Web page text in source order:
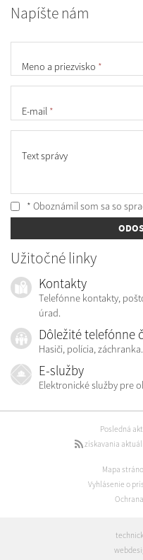
Napíšte nám
Meno a priezvisko *
E-mail *
Text správy
* Oboznámil som sa so
Užitočné linky
Kontakty
Telefónne kontakty,
úrad.
Dôležité telefónne
Hasiči, polícia,
E-služby
Elektronické služby pre
Posledná
získavania
Mapa
Vyhlásenie o